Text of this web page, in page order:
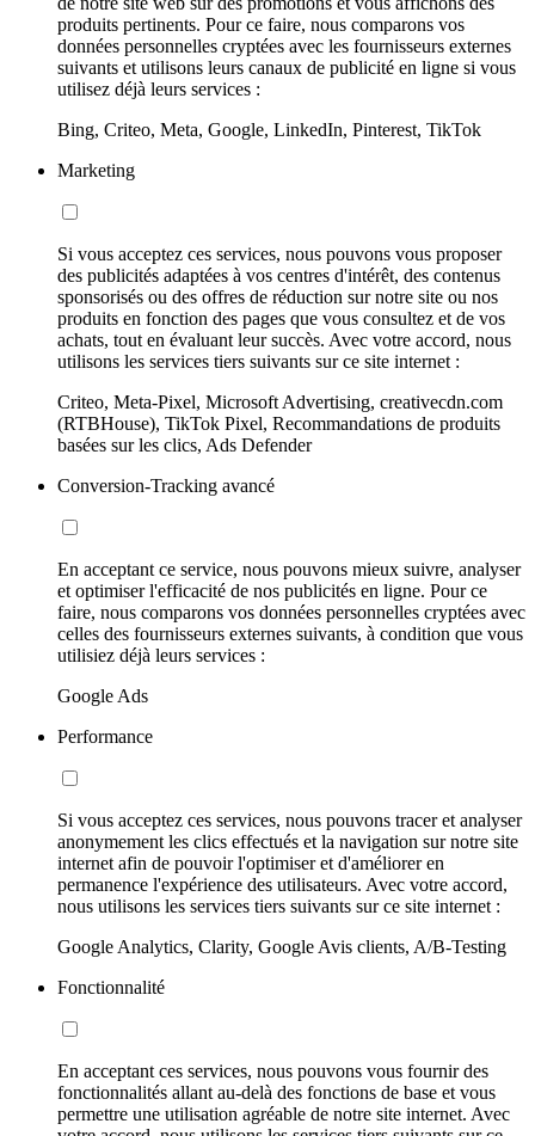
produits pertinents. Pour ce faire, nous comparons vos
données personnelles cryptées avec les fournisseurs externes
suivants et utilisons leurs canaux de publicité en ligne si vous
utilisez déjà leurs services :
Bing, Criteo, Meta, Google, LinkedIn, Pinterest, TikTok
Marketing
Si vous acceptez ces services, nous pouvons vous proposer
des publicités adaptées à vos centres d'intérêt, des contenus
sponsorisés ou des offres de réduction sur notre site ou nos
produits en fonction des pages que vous consultez et de vos
achats, tout en évaluant leur succès. Avec votre accord, nous
utilisons les services tiers suivants sur ce site internet :
Criteo, Meta-Pixel, Microsoft Advertising, creativecdn.com
(RTBHouse), TikTok Pixel, Recommandations de produits
basées sur les clics, Ads Defender
Conversion-Tracking avancé
En acceptant ce service, nous pouvons mieux suivre, analyser
et optimiser l'efficacité de nos publicités en ligne. Pour ce
faire, nous comparons vos données personnelles cryptées avec
celles des fournisseurs externes suivants, à condition que vous
utilisiez déjà leurs services :
Google Ads
Performance
Si vous acceptez ces services, nous pouvons tracer et analyser
anonymement les clics effectués et la navigation sur notre site
internet afin de pouvoir l'optimiser et d'améliorer en
permanence l'expérience des utilisateurs. Avec votre accord,
nous utilisons les services tiers suivants sur ce site internet :
Google Analytics, Clarity, Google Avis clients, A/B-Testing
Fonctionnalité
En acceptant ces services, nous pouvons vous fournir des
fonctionnalités allant au-delà des fonctions de base et vous
permettre une utilisation agréable de notre site internet. Avec